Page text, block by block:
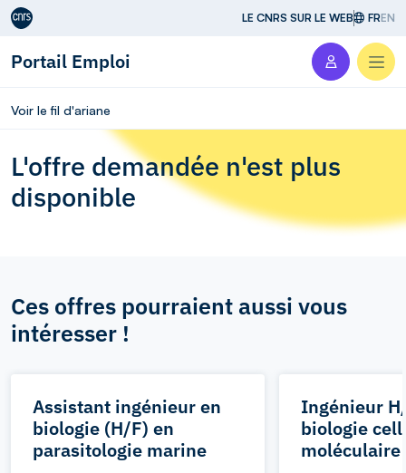
Aller au contenu LE CNRS SUR LE WEB FREN
Portail Emploi
Voir le fil d'ariane
L'offre demandée n'est plus
disponible
Ces offres pourraient aussi vous
intéresser !
Assistant ingénieur en
biologie (H/F) en
parasitologie marine
Ingénieur
biologie
moléculaire